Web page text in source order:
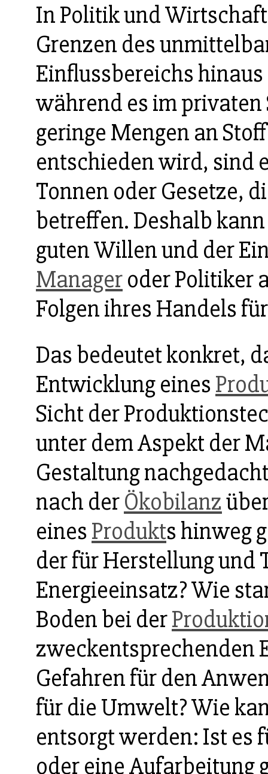
In Politik und
Grenzen des
Einflussbereichs
während es im
geringe Mengen an
entschieden wird, sind
Tonnen oder Gesetze,
betreffen. Deshalb
guten Willen und der
Manageroder Politiker
Folgen ihres Handels
Das bedeutet konkret,
Entwicklung eines
Sicht der
unter dem Aspekt der
Gestaltung
nach derÖkobilanz
einesProdukts hinweg
der für Herstellung
Energieeinsatz? Wie
Boden bei der
zweckentsprechenden
Gefahren für den
für die Umwelt? Wie
entsorgt werden: Ist es
oder eine Aufarbeitung